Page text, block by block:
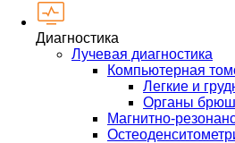
Диагностика
Лучевая диагностика
Компьютерная
Легкие и
Органы
Магнитно-